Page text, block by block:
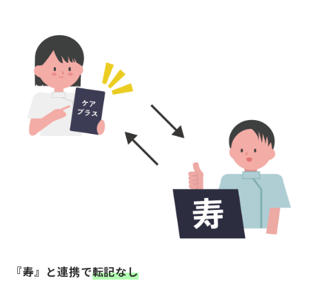
『寿』と連携で転記なし